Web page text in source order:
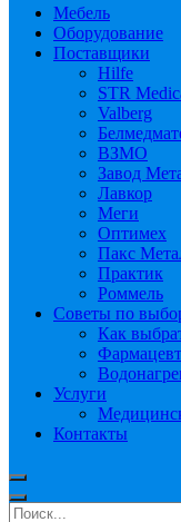
Мебель
Оборудование
Поставщики
Hilfe
STR
Valberg
ВЗМО
Завод
Лавкор
Меги
Оптимех
Пакс
Практик
Роммель
Советы по
Как
Услуги
Контакты